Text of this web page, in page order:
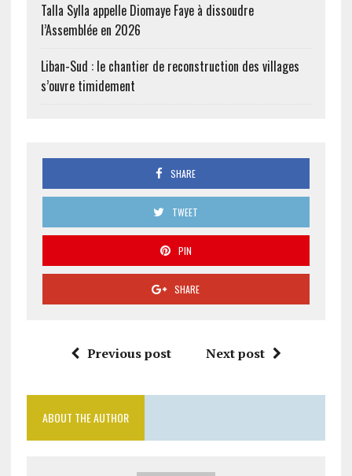
Talla Sylla appelle Diomaye Faye à dissoudre
l’Assemblée en 2026
Liban-Sud : le chantier de reconstruction des villages
s’ouvre timidement
SHARE
TWEET
PIN
SHARE
Previous post Next post
ABOUT THE AUTHOR